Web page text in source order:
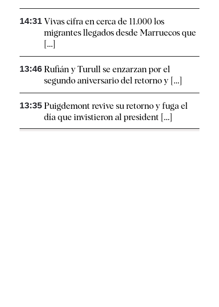
14:31 Vivas cifra en cerca de 11.000 los
migrantes llegados desde Marruecos que
[...]
13:46 Rufián y Turull se enzarzan por el
segundo aniversario del retorno y [...]
13:35 Puigdemont revive su retorno y fuga el
día que invistieron al president [...]